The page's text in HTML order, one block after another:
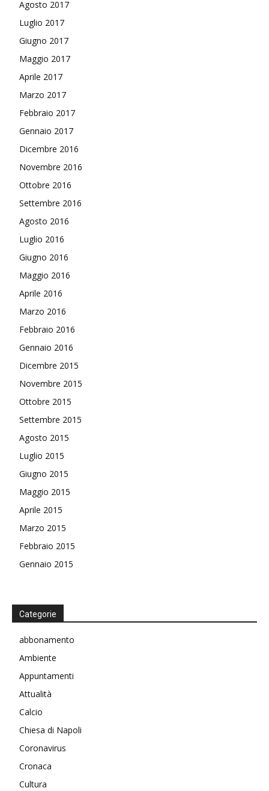
Agosto 2017
Luglio 2017
Giugno 2017
Maggio 2017
Aprile 2017
Marzo 2017
Febbraio 2017
Gennaio 2017
Dicembre 2016
Novembre 2016
Ottobre 2016
Settembre 2016
Agosto 2016
Luglio 2016
Giugno 2016
Maggio 2016
Aprile 2016
Marzo 2016
Febbraio 2016
Gennaio 2016
Dicembre 2015
Novembre 2015
Ottobre 2015
Settembre 2015
Agosto 2015
Luglio 2015
Giugno 2015
Maggio 2015
Aprile 2015
Marzo 2015
Febbraio 2015
Gennaio 2015
Categorie
abbonamento
Ambiente
Appuntamenti
Attualità
Calcio
Chiesa di Napoli
Coronavirus
Cronaca
Cultura